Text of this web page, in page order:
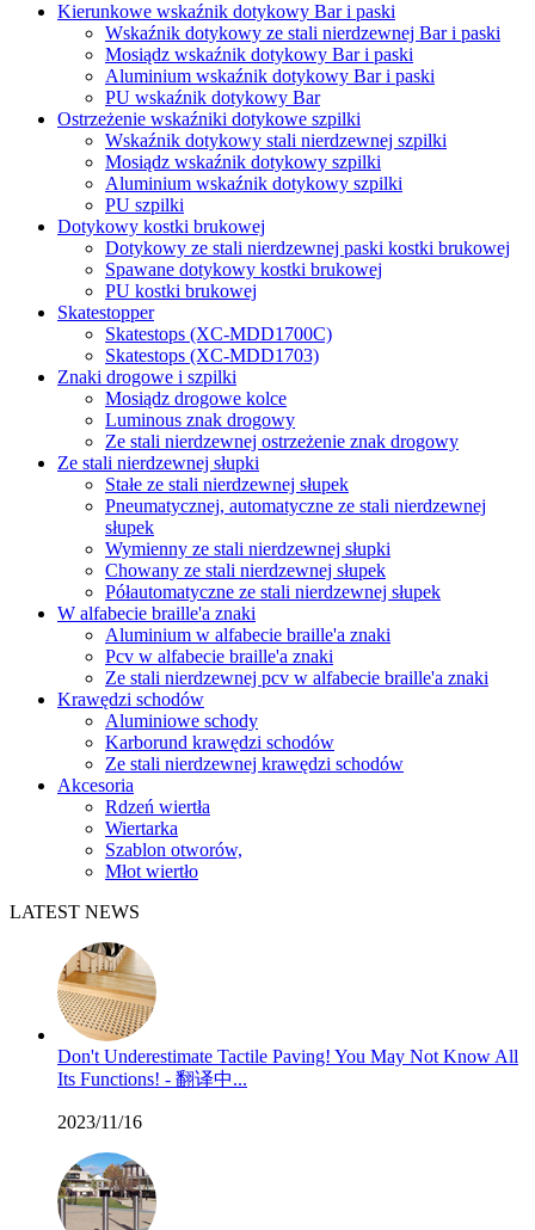
Kierunkowe wskaźnik dotykowy Bar i paski
Wskaźnik dotykowy ze stali nierdzewnej Bar i paski
Mosiądz wskaźnik dotykowy Bar i paski
Aluminium wskaźnik dotykowy Bar i paski
PU wskaźnik dotykowy Bar
Ostrzeżenie wskaźniki dotykowe szpilki
Wskaźnik dotykowy stali nierdzewnej szpilki
Mosiądz wskaźnik dotykowy szpilki
Aluminium wskaźnik dotykowy szpilki
PU szpilki
Dotykowy kostki brukowej
Dotykowy ze stali nierdzewnej paski kostki brukowej
Spawane dotykowy kostki brukowej
PU kostki brukowej
Skatestopper
Skatestops (XC-MDD1700C)
Skatestops (XC-MDD1703)
Znaki drogowe i szpilki
Mosiądz drogowe kolce
Luminous znak drogowy
Ze stali nierdzewnej ostrzeżenie znak drogowy
Ze stali nierdzewnej słupki
Stałe ze stali nierdzewnej słupek
Pneumatycznej, automatyczne ze stali nierdzewnej
słupek
Wymienny ze stali nierdzewnej słupki
Chowany ze stali nierdzewnej słupek
Półautomatyczne ze stali nierdzewnej słupek
W alfabecie braille'a znaki
Aluminium w alfabecie braille'a znaki
Pcv w alfabecie braille'a znaki
Ze stali nierdzewnej pcv w alfabecie braille'a znaki
Krawędzi schodów
Aluminiowe schody
Karborund krawędzi schodów
Ze stali nierdzewnej krawędzi schodów
Akcesoria
Rdzeń wiertła
Wiertarka
Szablon otworów,
Młot wiertło
LATEST NEWS
Don't Underestimate Tactile Paving! You May Not Know All
Its Functions! - 翻译中...
2023/11/16